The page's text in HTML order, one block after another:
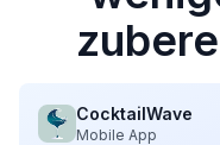
CocktailWave
Mobile App